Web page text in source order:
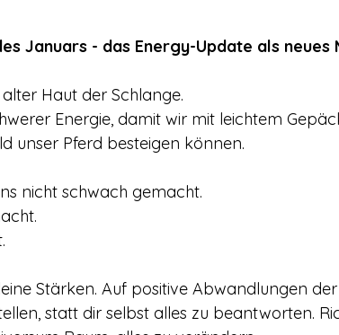
Januars - das Energy-Update als neues
Haut der Schlange.
Energie, damit wir mit leichtem
unser Pferd besteigen können.
nicht schwach gemacht.
Stärken. Auf positive Abwandlungen
statt dir selbst alles zu beantworten.